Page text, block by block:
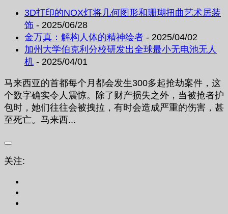
3D打印的NOX灯将几何图形和珊瑚扭曲艺术居装
饰 - 2025/06/28
金万真：解构人体的精神绘者 - 2025/04/02
加州大学伯克利分校研发出全球最小无电池无人
机 - 2025/04/01
马来西亚的首都每个月都会发生300多起抢劫案件，这
个数字确实令人震惊。除了财产损失之外，当被抢者护
包时，她们往往会被拽拉，有时会造成严重的伤害，甚
至死亡。马来西...
关注: